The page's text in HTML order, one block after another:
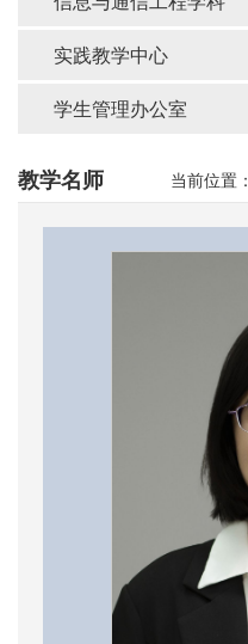
实践教学中心
学生管理办公室
教学名师 当前位置：